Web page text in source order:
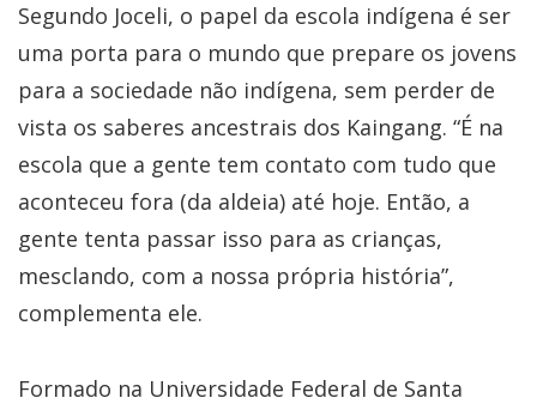
Segundo Joceli, o papel da escola indígena é ser
uma porta para o mundo que prepare os jovens
para a sociedade não indígena, sem perder de
vista os saberes ancestrais dos Kaingang. “É na
escola que a gente tem contato com tudo que
aconteceu fora (da aldeia) até hoje. Então, a
gente tenta passar isso para as crianças,
mesclando, com a nossa própria história”,
complementa ele.
Formado na Universidade Federal de Santa